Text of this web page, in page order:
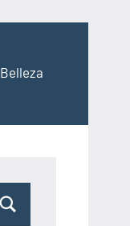
Belleza